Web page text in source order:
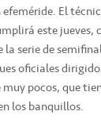
El
este jueves,
la serie de
oficiales
pocos, que
los banquillos.